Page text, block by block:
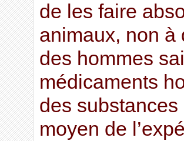
de les faire
animaux, non à
des hommes
médicaments
des
moyen de